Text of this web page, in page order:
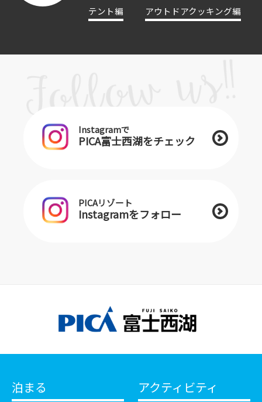
テント編
アウトドアクッキング編
Instagramで
PICA富士西湖をチェック
PICAリゾート
Instagramをフォロー
泊まる アクティビティ